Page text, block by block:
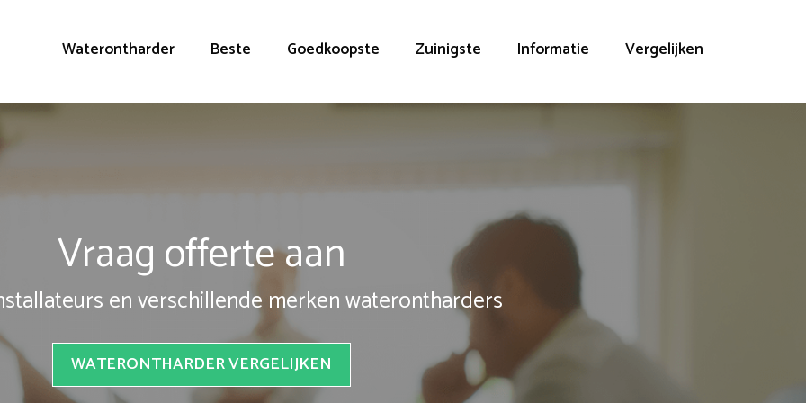
Waterontharder Beste Goedkoopste Zuinigste Informatie Vergelijken
Vraag offerte aan
en verschillende merken waterontharders
WATERONTHARDER VERGELIJKEN